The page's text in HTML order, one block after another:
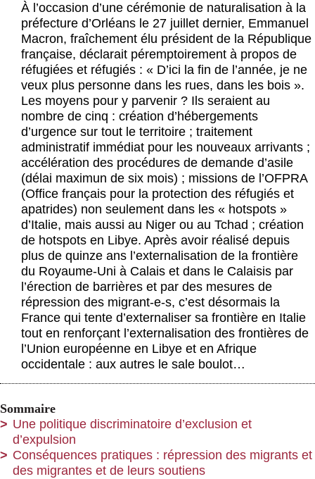
À l’occasion d’une cérémonie de naturalisation à la
préfecture d’Orléans le 27 juillet dernier, Emmanuel
Macron, fraîchement élu président de la République
française, déclarait péremptoirement à propos de
réfugiées et réfugiés : « D’ici la fin de l’année, je ne
veux plus personne dans les rues, dans les bois ».
Les moyens pour y parvenir ? Ils seraient au
nombre de cinq : création d’hébergements
d’urgence sur tout le territoire ; traitement
administratif immédiat pour les nouveaux arrivants ;
accélération des procédures de demande d’asile
(délai maximun de six mois) ; missions de l’OFPRA
(Office français pour la protection des réfugiés et
apatrides) non seulement dans les « hotspots »
d’Italie, mais aussi au Niger ou au Tchad ; création
de hotspots en Libye. Après avoir réalisé depuis
plus de quinze ans l’externalisation de la frontière
du Royaume-Uni à Calais et dans le Calaisis par
l’érection de barrières et par des mesures de
répression des migrant-e-s, c’est désormais la
France qui tente d’externaliser sa frontière en Italie
tout en renforçant l’externalisation des frontières de
l’Union européenne en Libye et en Afrique
occidentale : aux autres le sale boulot…
Sommaire
Une politique discriminatoire d’exclusion et
d’expulsion
Conséquences pratiques : répression des migrants et
des migrantes et de leurs soutiens